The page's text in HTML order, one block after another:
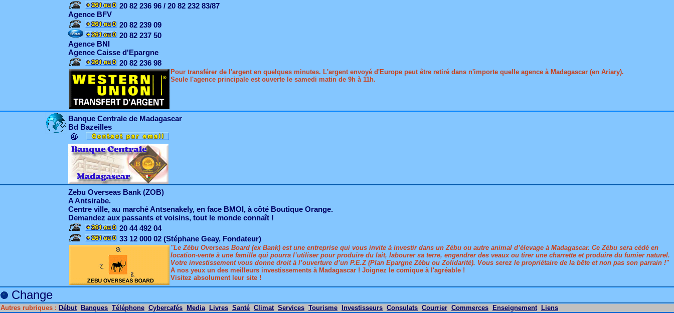
20 82 236 96 / 20 82 232 83/87
Agence BFV
20 82 239 09
20 82 237 50
Agence BNI
Agence Caisse d'Epargne
20 82 236 98
Pour transférer de l'argent en quelques minutes. L'argent envoyé d'Europe peut être retiré dans n'importe quelle agence à Madagascar (en Ariary).
Seule l'agence principale est ouverte le samedi matin de 9h à 11h.
Banque Centrale de Madagascar
Bd Bazeilles
Zebu Overseas Bank (ZOB)
A Antsirabe.
Centre ville, au marché Antsenakely, en face BMOI, à côté Boutique Orange.
Demandez aux passants et voisins, tout le monde connaît !
20 44 492 04
33 12 000 02 (Stéphane Geay, Fondateur)
"Le Zébu Overseas Board (ex Bank) est une entreprise qui vous invite à investir dans un Zébu ou autre animal d’élevage à Madagascar. Ce Zébu sera cédé en
location-vente à une famille qui pourra l’utiliser pour produire du lait, labourer sa terre, engendrer des veaux ou tirer une charrette et produire du fumier naturel.
Votre investissement vous donne droit à l’ouverture d’un P.E.Z (Plan Epargne Zébu ou Zolidarité). Vous serez le propriétaire de la bête et non pas son parrain !"
A nos yeux un des meilleurs investissements à Madagascar ! Joignez le comique à l'agréable !
Visitez absolument leur site !
Change
Autres rubriques : Début Banques Téléphone Cybercafés Media Livres Santé Climat Services Tourisme Investisseurs Consulats Courrier Commerces Enseignement
Liens